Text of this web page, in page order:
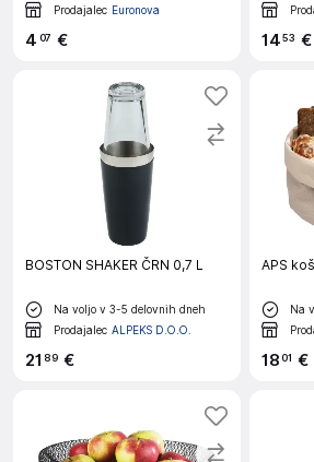
Prodajalec Euronova
4 07 € 1453 €
BOSTON SHAKER ČRN 0,7 L
Na voljo v 3-5 delovnih dneh
Prodajalec ALPEKS D.O.O.
21 89 €
APS
Na
1801 €